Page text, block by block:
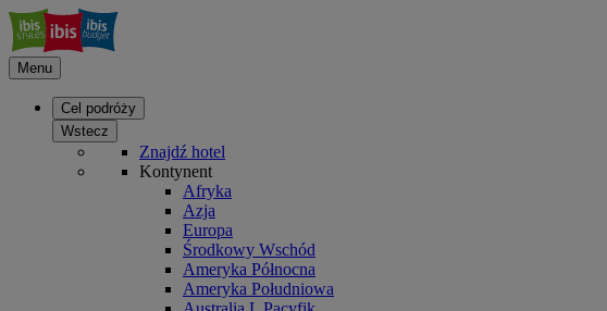
Menu
Cel podróży
Wstecz
Znajdź hotel
Kontynent
Afryka
Azja
Europa
Środkowy Wschód
Ameryka Północna
Ameryka Południowa